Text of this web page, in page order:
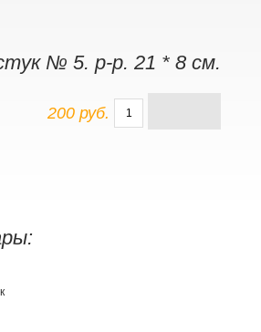
№ 5. р-р. 21 * 8 см.
200 руб.